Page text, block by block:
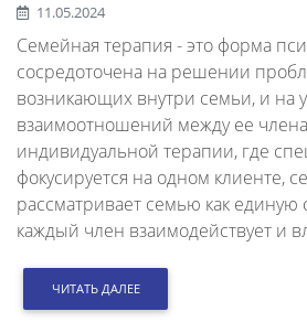
11.05.2024
Семейная терапия - это форма
сосредоточена на решении
возникающих внутри семьи, и на
взаимоотношений между ее
индивидуальной терапии, где
фокусируется на одном клиенте,
рассматривает семью как единую
каждый член взаимодействует и
ЧИТАТЬ ДАЛЕЕ